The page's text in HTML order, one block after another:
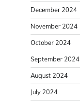
December 2024
November 2024
October 2024
September 2024
August 2024
July 2024